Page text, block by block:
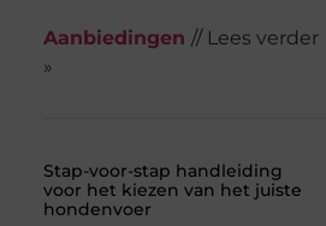
Aanbiedingen // Lees verder
»
Stap-voor-stap handleiding
voor het kiezen van het juiste
hondenvoer